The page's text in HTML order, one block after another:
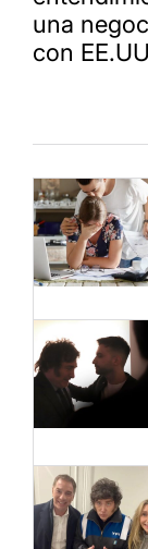
una
con